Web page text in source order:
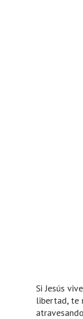
Si Jesús
libertad, te